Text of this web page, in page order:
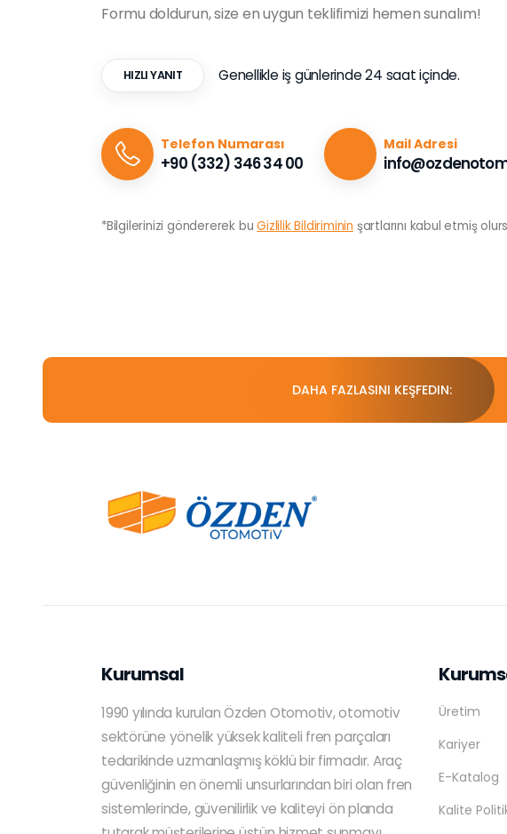
Formu doldurun, size en uygun teklifimizi hemen sunalım!
HIZLI YANIT Genellikle iş günlerinde 24 saat içinde.
Telefon Numarası
+90 (332) 346 34 00
Mail Adresi
*Bilgilerinizi göndererek buGizlilik Bildiriminin şartlarını kabul etmiş
DAHA FAZLASINI KEŞFEDIN:
Kurumsal
1990 yılında kurulan Özden Otomotiv, otomotiv
sektörüne yönelik yüksek kaliteli fren parçaları
tedarikinde uzmanlaşmış köklü bir firmadır. Araç
güvenliğinin en önemli unsurlarından biri olan fren
sistemlerinde, güvenilirlik ve kaliteyi ön planda
Üretim
Kariyer
E-Katalog
Kalite